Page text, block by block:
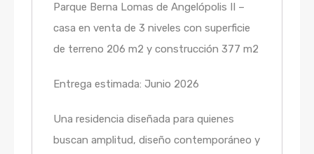
Parque Berna Lomas de Angelópolis II –
casa en venta de 3 niveles con superficie
de terreno 206 m2 y construcción 377 m2
Entrega estimada: Junio 2026
Una residencia diseñada para quienes
buscan amplitud, diseño contemporáneo y